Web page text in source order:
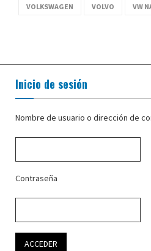
VOLKSWAGEN VOLVO VW
Inicio de sesión
Nombre de usuario o dirección de
Contraseña